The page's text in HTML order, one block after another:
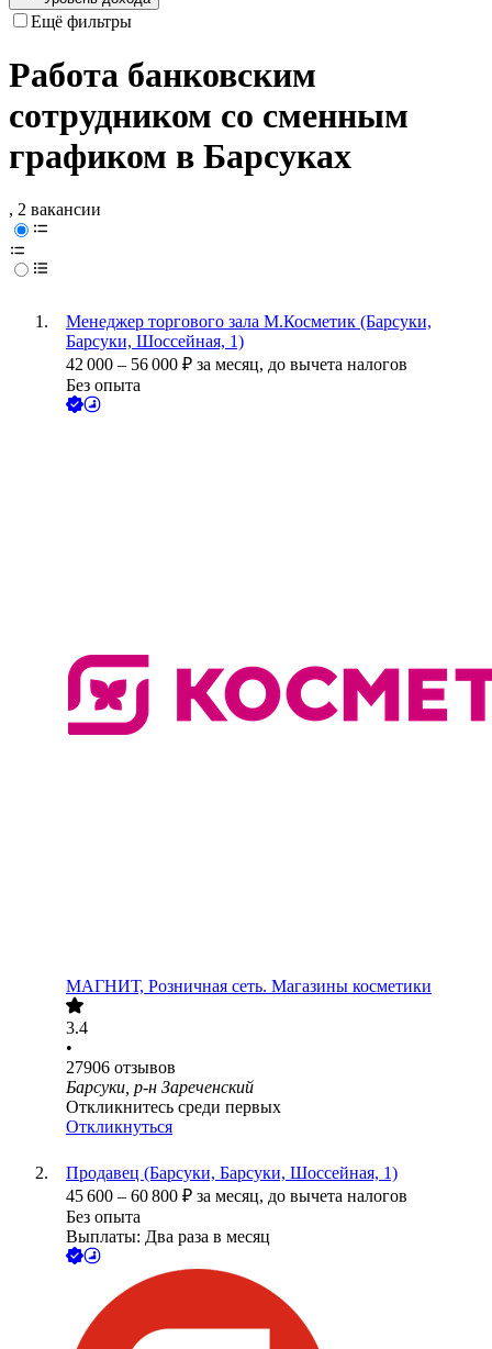
Ещё фильтры
Работа банковским
сотрудником со сменным
графиком в Барсуках
, 2 вакансии
Менеджер торгового зала М.Косметик (Барсуки,
Барсуки, Шоссейная, 1)
42 000 – 56 000 ₽ за месяц, до вычета налогов
Без опыта
МАГНИТ, Розничная сеть. Магазины косметики
3.4
•
27906 отзывов
Барсуки, р-н Зареченский
Откликнитесь среди первых
Откликнуться
Продавец (Барсуки, Барсуки, Шоссейная, 1)
45 600 – 60 800 ₽ за месяц, до вычета налогов
Без опыта
Выплаты: Два раза в месяц